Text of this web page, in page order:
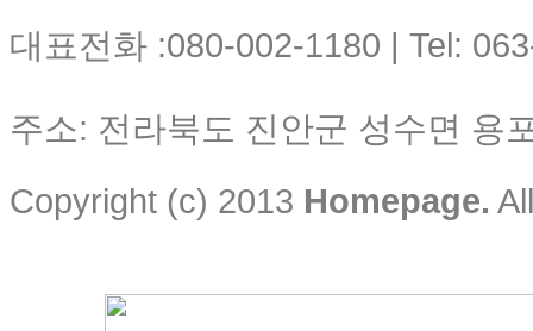
대표전화 :080-002-1180 | Tel:
주소: 전라북도 진안군 성수면 용
Copyright (c) 2013 Homepage.